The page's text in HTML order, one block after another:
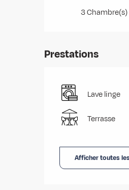
3 Chambre(s)
Prestations
Lave linge
Terrasse
Afficher toutes